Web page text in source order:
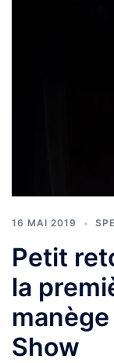
16 MAI 2019
Petit
la
Show